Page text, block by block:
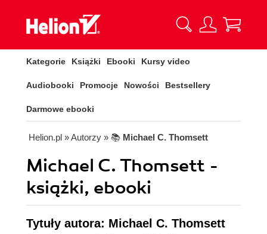
Kategorie Książki Ebooki Kursy video
Audiobooki Promocje Nowości Bestsellery
Darmowe ebooki
Helion.pl » Autorzy » 📚 Michael C. Thomsett
Michael C. Thomsett -
książki, ebooki
Tytuły autora: Michael C. Thomsett